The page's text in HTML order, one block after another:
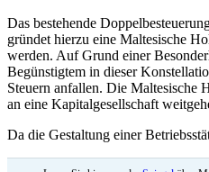
Das bestehende
gründet hierzu eine Maltesische
werden. Auf Grund einer
Begünstigtem in dieser
Steuern anfallen. Die Maltesische
an eine Kapitalgesellschaft
Da die Gestaltung einer